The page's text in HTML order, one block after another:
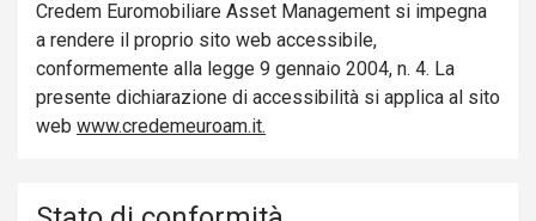
Credem Euromobiliare Asset Management si impegna
a rendere il proprio sito web accessibile,
conformemente alla legge 9 gennaio 2004, n. 4. La
presente dichiarazione di accessibilità si applica al sito
web www.credemeuroam.it.